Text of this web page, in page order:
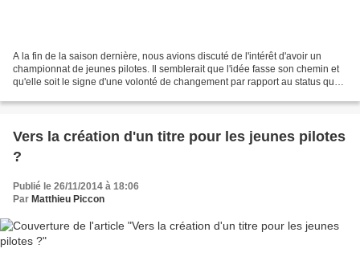
A la fin de la saison dernière, nous avions discuté de l'intérêt d'avoir un
championnat de jeunes pilotes. Il semblerait que l'idée fasse son chemin et
qu'elle soit le signe d'une volonté de changement par rapport au status quo.
Vers la création d'un titre pour les jeunes pilotes
?
Publié le 26/11/2014 à 18:06
Par Matthieu Piccon